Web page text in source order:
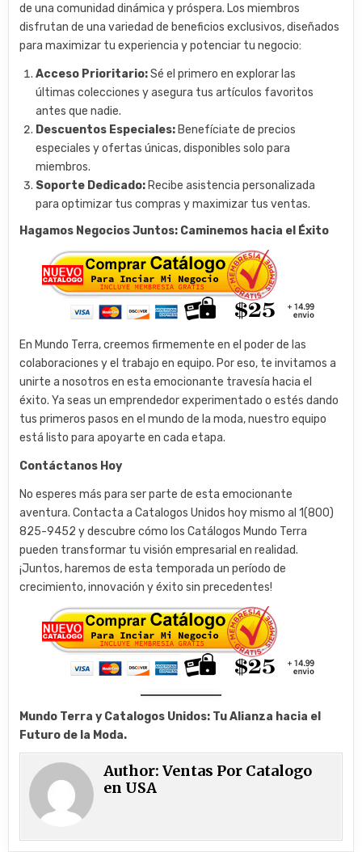
de una comunidad dinámica y próspera. Los miembros
disfrutan de una variedad de beneficios exclusivos, diseñados
para maximizar tu experiencia y potenciar tu negocio:
Acceso Prioritario:Sé el primero en explorar las
últimas colecciones y asegura tus artículos favoritos
antes que nadie.
Descuentos Especiales: Benefíciate de precios
especiales y ofertas únicas, disponibles solo para
miembros.
Soporte Dedicado: Recibe asistencia personalizada
para optimizar tus compras y maximizar tus ventas.
Hagamos Negocios Juntos: Caminemos hacia el Éxito
En Mundo Terra, creemos firmemente en el poder de las
colaboraciones y el trabajo en equipo. Por eso, te invitamos a
unirte a nosotros en esta emocionante travesía hacia el
éxito. Ya seas un emprendedor experimentado o estés dando
tus primeros pasos en el mundo de la moda, nuestro equipo
está listo para apoyarte en cada etapa.
Contáctanos Hoy
No esperes más para ser parte de esta emocionante
aventura. Contacta a Catalogos Unidos hoy mismo al 1(800)
825-9452 y descubre cómo los Catálogos Mundo Terra
pueden transformar tu visión empresarial en realidad.
¡Juntos, haremos de esta temporada un período de
crecimiento, innovación y éxito sin precedentes!
Mundo Terra y Catalogos Unidos: Tu Alianza hacia el
Futuro de la Moda.
Author:Ventas Por Catalogo
en USA